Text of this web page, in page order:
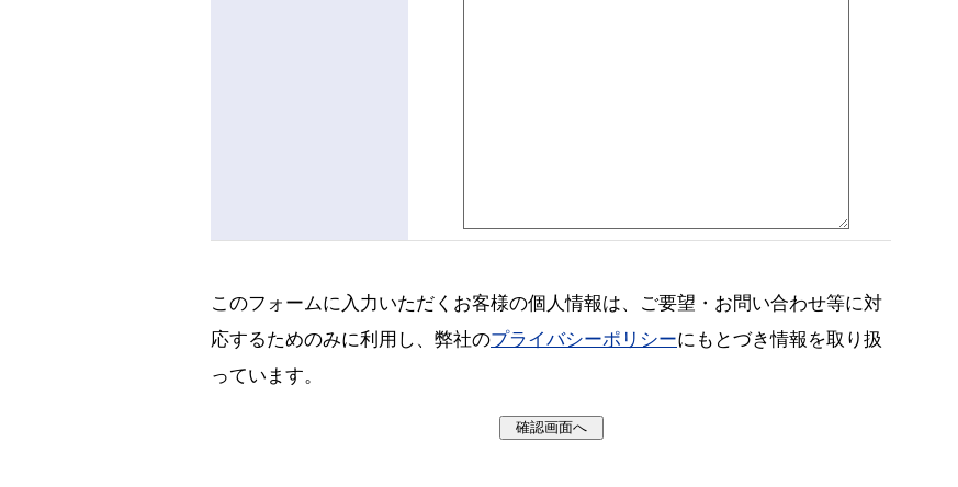
このフォームに入力いただくお客様の個人情報は、ご要望・お問い合わせ等に対
応するためのみに利用し、弊社のプライバシーポリシーにもとづき情報を取り扱
っています。